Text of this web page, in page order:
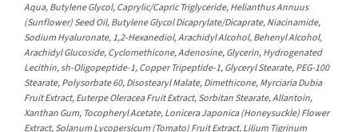
Aqua, Butylene Glycol, Caprylic/Capric Triglyceride, Helianthus Annuus
(Sunflower) Seed Oil, Butylene Glycol Dicaprylate/Dicaprate, Niacinamide,
Sodium Hyaluronate, 1,2-Hexanediol, Arachidyl Alcohol, Behenyl Alcohol,
Arachidyl Glucoside, Cyclomethicone, Adenosine, Glycerin, Hydrogenated
Lecithin, sh-Oligopeptide-1, Copper Tripeptide-1, Glyceryl Stearate, PEG-100
Stearate, Polysorbate 60, Disostearyl Malate, Dimethicone, Myrciaria Dubia
Fruit Extract, Euterpe Oleracea Fruit Extract, Sorbitan Stearate, Allantoin,
Xanthan Gum, Tocopheryl Acetate, Lonicera Japonica (Honeysuckle) Flower
Extract, Solanum Lycopersicum (Tomato) Fruit Extract, Lilium Tigrinum